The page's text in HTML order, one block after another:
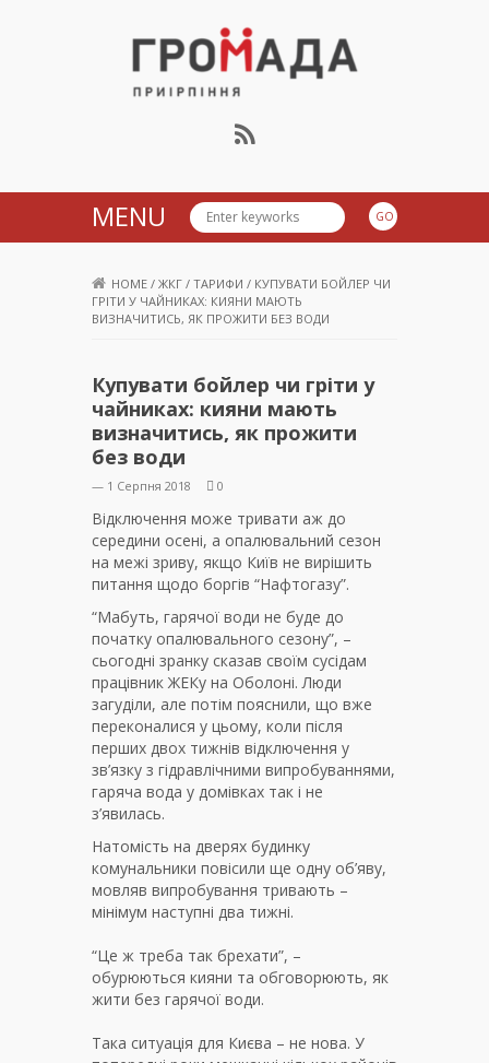
Громада Приірпіння
MENU
HOME / ЖКГ / ТАРИФИ / КУПУВАТИ БОЙЛЕР ЧИ
ГРІТИ У ЧАЙНИКАХ: КИЯНИ МАЮТЬ
ВИЗНАЧИТИСЬ, ЯК ПРОЖИТИ БЕЗ ВОДИ
Купувати бойлер чи гріти у
чайниках: кияни мають
визначитись, як прожити
без води
— 1 Серпня 2018 0
Відключення може тривати аж до
середини осені, а опалювальний сезон
на межі зриву, якщо Київ не вирішить
питання щодо боргів “Нафтогазу”.
“Мабуть, гарячої води не буде до
початку опалювального сезону”, –
сьогодні зранку сказав своїм сусідам
працівник ЖЕКу на Оболоні. Люди
загуділи, але потім пояснили, що вже
переконалися у цьому, коли після
перших двох тижнів відключення у
зв’язку з гідравлічними випробуваннями,
гаряча вода у домівках так і не
з’явилась.
Натомість на дверях будинку
комунальники повісили ще одну об’яву,
мовляв випробування тривають –
мінімум наступні два тижні.
“Це ж треба так брехати”, –
обурюються кияни та обговорюють, як
жити без гарячої води.
Така ситуація для Києва – не нова. У